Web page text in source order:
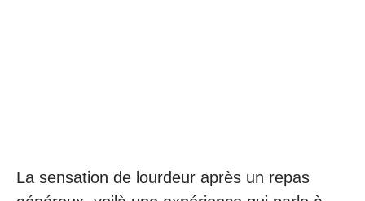
La sensation de lourdeur après un repas